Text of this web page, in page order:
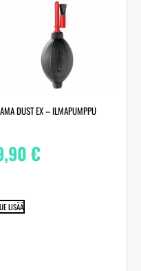
DUST EX – ILMAPUMPPU
€
LISÄÄ